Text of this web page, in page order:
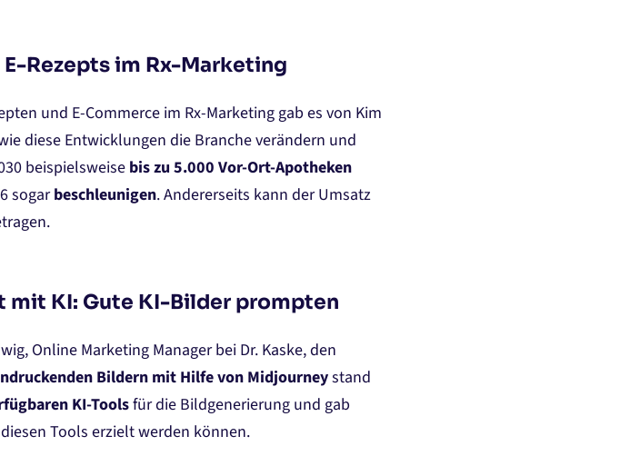
Rezepts im Rx-Marketing
und E-Commerce im Rx-Marketing gab es von Kim
diese Entwicklungen die Branche verändern und
beispielsweisebis zu 5.000 Vor-Ort-Apotheken
sogarbeschleunigen. Andererseits kann der Umsatz
mit KI: Gute KI-Bilder prompten
Online Marketing Manager bei Dr. Kaske, den
Bildern mit Hilfe von Midjourneystand
KI-Toolsfür die Bildgenerierung und gab
Tools erzielt werden können​.